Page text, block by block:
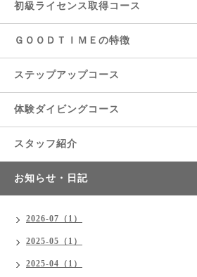
初級ライセンス取得コース
ＧＯＯＤＴＩＭＥの特徴
ステップアップコース
体験ダイビングコース
スタッフ紹介
お知らせ・日記
2026-07（1）
2025-05（1）
2025-04（1）